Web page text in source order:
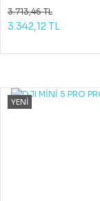
3.713,46 TL
3.342,12 TL
YENİ